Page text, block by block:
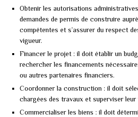
Obtenir les autorisations
demandes de permis de construire
compétentes et s’assurer du respect
vigueur.
Financer le projet : il doit établir un
rechercher les financements
ou autres partenaires financiers.
Coordonner la construction : il doit
chargées des travaux et superviser leur
Commercialiser les biens : il doit